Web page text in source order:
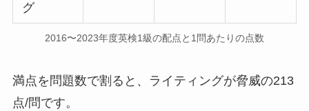
グ
2016〜2023年度英検1級の配点と1問あたりの点数
満点を問題数で割ると、ライティングが脅威の213
点/問です。